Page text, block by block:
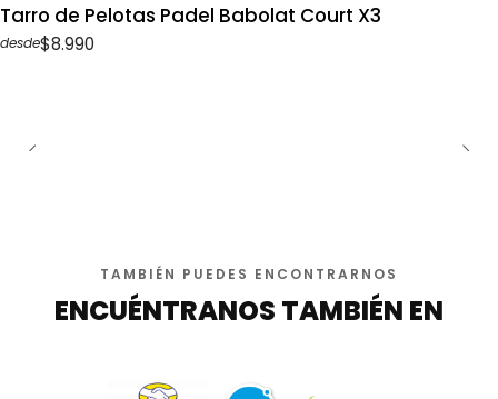
Tarro de Pelotas Padel Babolat Court X3
desde$8.990
TAMBIÉN PUEDES ENCONTRARNOS
ENCUÉNTRANOS TAMBIÉN EN